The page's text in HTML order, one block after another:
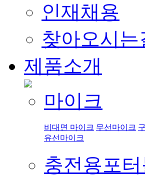
인재채용
찾아오시는
제품소개
마이크
비대면 마이크 무선마이크
유선마이크
충전용포